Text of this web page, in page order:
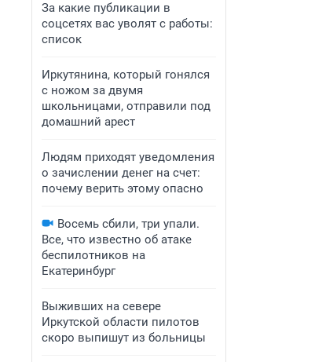
За какие публикации в
соцсетях вас уволят с работы:
список
Иркутянина, который гонялся
с ножом за двумя
школьницами, отправили под
домашний арест
Людям приходят уведомления
о зачислении денег на счет:
почему верить этому опасно
Восемь сбили, три упали.
Все, что известно об атаке
беспилотников на
Екатеринбург
Выживших на севере
Иркутской области пилотов
скоро выпишут из больницы